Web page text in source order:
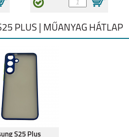
PLUS | MŰANYAG HÁTLAP
S25 Plus